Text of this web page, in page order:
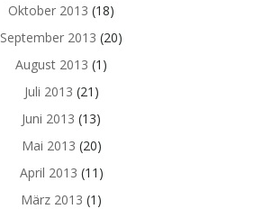
Oktober 2013 (18)
September 2013 (20)
August 2013 (1)
Juli 2013 (21)
Juni 2013 (13)
Mai 2013 (20)
April 2013 (11)
März 2013 (1)